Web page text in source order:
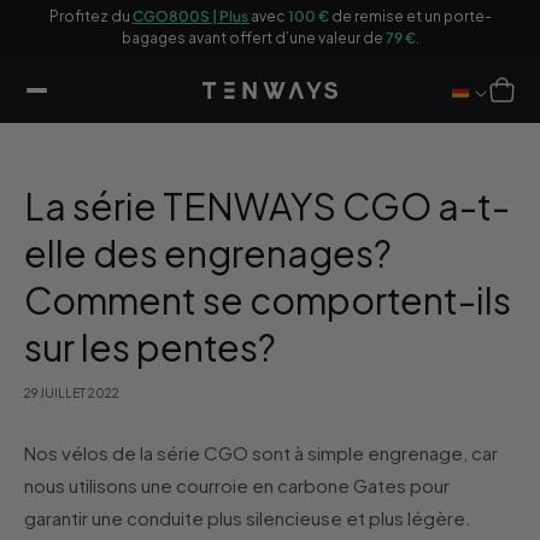
Profitez du CGO800S | Plus avec 100 €de remise et un porte-
bagages avant offert d’une valeur de 79 €.
Panier
La série TENWAYS CGO a-t-
elle des engrenages?
Comment se comportent-ils
sur les pentes?
29 JUILLET 2022
Nos vélos de la série CGO sont à simple engrenage, car
nous utilisons une courroie en carbone Gates pour
garantir une conduite plus silencieuse et plus légère.